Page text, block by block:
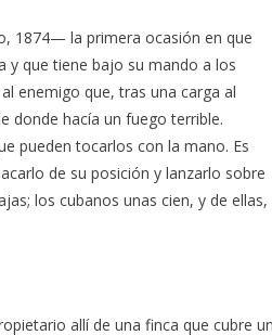
1874— la primera ocasión en que
y que tiene bajo su mando a los
enemigo que, tras una carga al
donde hacía un fuego terrible.
pueden tocarlos con la mano. Es
de su posición y lanzarlo sobre
los cubanos unas cien, y de ellas,
allí de una finca que cubre